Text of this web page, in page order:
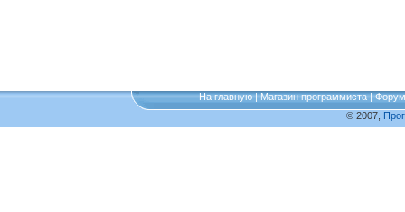
На главную|Магазин программиста|Форум
© 2007,